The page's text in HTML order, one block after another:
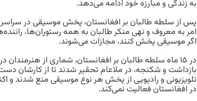
به زندگی‌ و مبارزه‌ خود ادامه می‌دهد.
پس از سلطه طالبان بر افغانستان، پخش موسیقی در سراسر
امر به معروف و نهی منکر طالبان به همه رستوران‌ها،
اگر موسیقی پخش کنند، مجازات می‌شوند.
در ۱۵ ماه سلطه طالبان بر افغانستان، شماری از
بازداشت و شکنجه، در ملاعام تحقیر شدند تا از کارشان
تلویزیونی و رادیویی از پخش هر نوع موسیقی منع شدند و
در افغانستان فعالیت نمی‌کند.